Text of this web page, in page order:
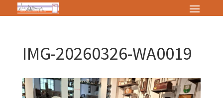
IMG-20260326-WA0019